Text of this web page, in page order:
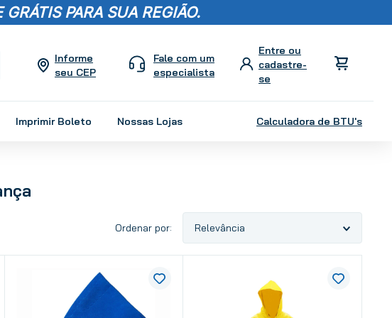
GRÁTIS PARA SUA REGIÃO.
Informe
seu CEP
Fale com um
especialista
Imprimir Boleto Nossas Lojas Calculadora de BTU's
Relevância